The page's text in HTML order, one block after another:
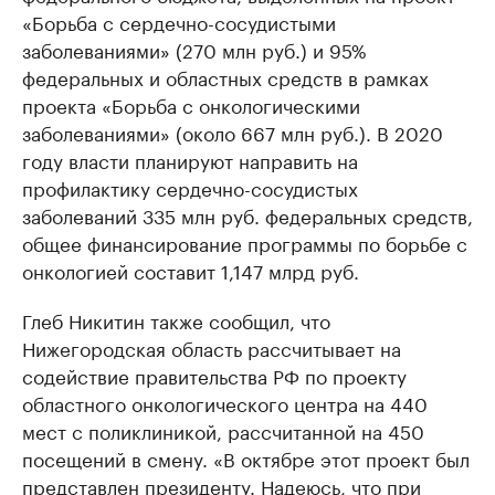
«Борьба с сердечно-сосудистыми
заболеваниями» (270 млн руб.) и 95%
федеральных и областных средств в рамках
проекта «Борьба с онкологическими
заболеваниями» (около 667 млн руб.). В 2020
году власти планируют направить на
профилактику сердечно-сосудистых
заболеваний 335 млн руб. федеральных средств,
общее финансирование программы по борьбе с
онкологией составит 1,147 млрд руб.
Глеб Никитин также сообщил, что
Нижегородская область рассчитывает на
содействие правительства РФ по проекту
областного онкологического центра на 440
мест с поликлиникой, рассчитанной на 450
посещений в смену. «В октябре этот проект был
представлен президенту. Надеюсь, что при